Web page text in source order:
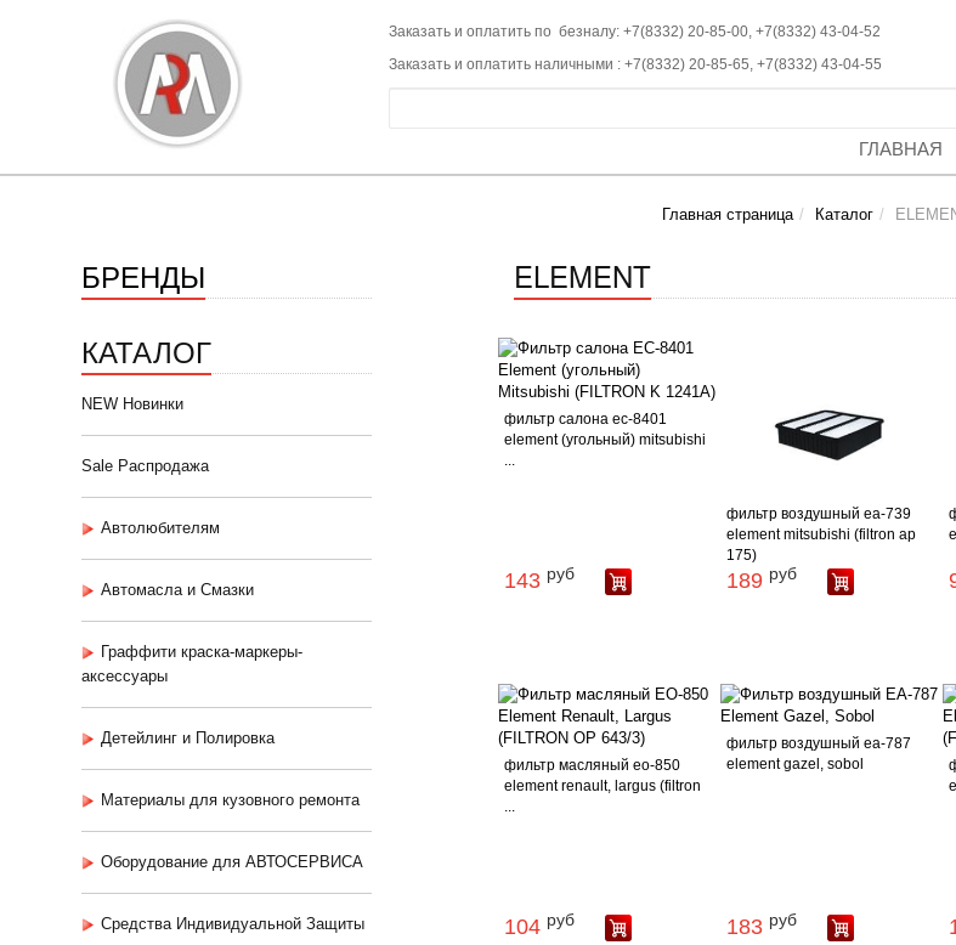
Заказать и оплатить по безналу: +7(8332) 20-85-00, +7(8332) 43-04-52
Заказать и оплатить наличными : +7(8332) 20-85-65, +7(8332) 43-04-55
ГЛАВНАЯ
Главная страница Каталог
БРЕНДЫ
КАТАЛОГ
NEW Новинки
Sale Распродажа
Автолюбителям
Автомасла и Смазки
Граффити краска-маркеры-
аксессуары
Детейлинг и Полировка
Материалы для кузовного ремонта
Оборудование для АВТОСЕРВИСА
Средства Индивидуальной Защиты
ELEMENT
фильтр салона ес-8401
element (угольный) mitsubishi
...
143 руб
фильтр воздушный еа-739
element mitsubishi (filtron ap
175)
189 руб
фильтр масляный ео-850
element renault, largus (filtron
...
104 руб
фильтр воздушный еа-787
element gazel, sobol
183 руб